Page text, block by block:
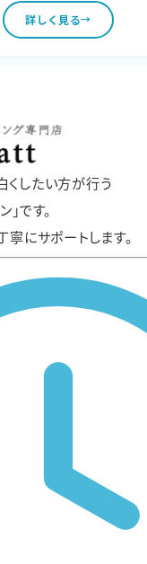
詳しく見る
くしたい方が行う
です。
にサポートします。